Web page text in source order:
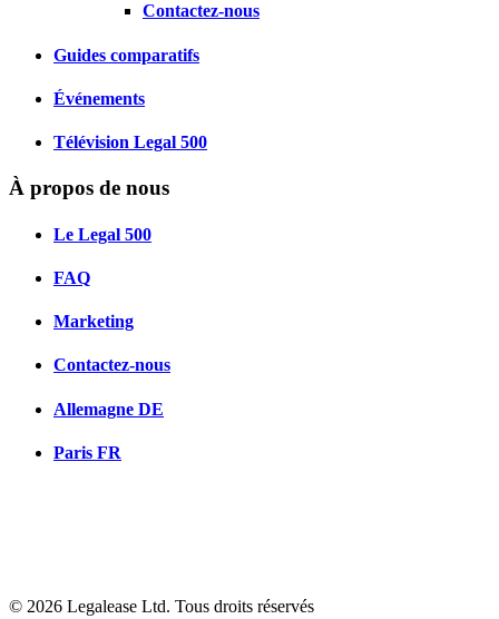
Contactez-nous
Guides comparatifs
Événements
Télévision Legal 500
À propos de nous
Le Legal 500
FAQ
Marketing
Contactez-nous
Allemagne DE
Paris FR
© 2026 Legalease Ltd. Tous droits réservés